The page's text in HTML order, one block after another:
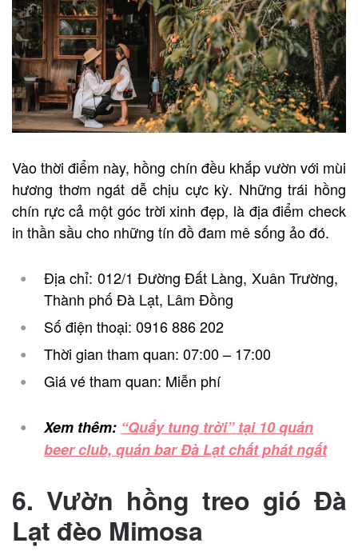
Vào thời điểm này, hồng chín đều khắp vườn với mùi
hương thơm ngát dễ chịu cực kỳ. Những trái hồng
chín rực cả một góc trời xinh đẹp, là địa điểm check
in thần sầu cho những tín đồ đam mê sống ảo đó.
Địa chỉ: 012/1 Đường Đất Làng, Xuân Trường,
Thành phố Đà Lạt, Lâm Đồng
Số điện thoại: 0916 886 202
Thời gian tham quan: 07:00 – 17:00
Giá vé tham quan: Miễn phí
Xem thêm: “Quẩy tung trời” tại 10 quán
beer club, quán bar Đà Lạt chất phát ngất
6. Vườn hồng treo gió Đà
Lạt đèo Mimosa